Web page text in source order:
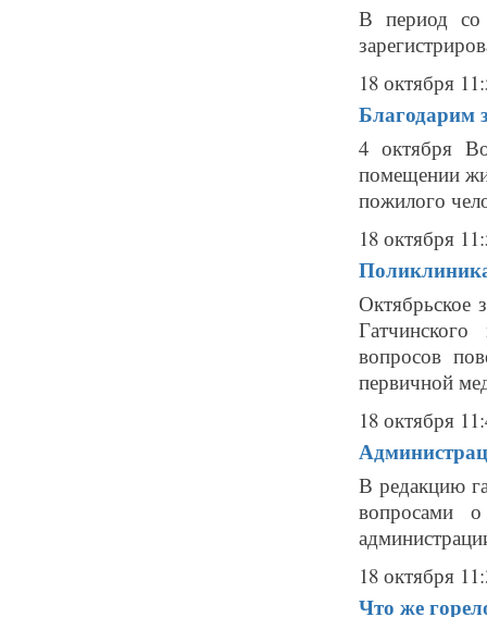
В период со
18 октября
Благодарим
4 октября
помещении
пожилого
18 октября
Октябрьское
вопросов
первичной
18 октября
В редакцию
вопросами
18 октября
Что же